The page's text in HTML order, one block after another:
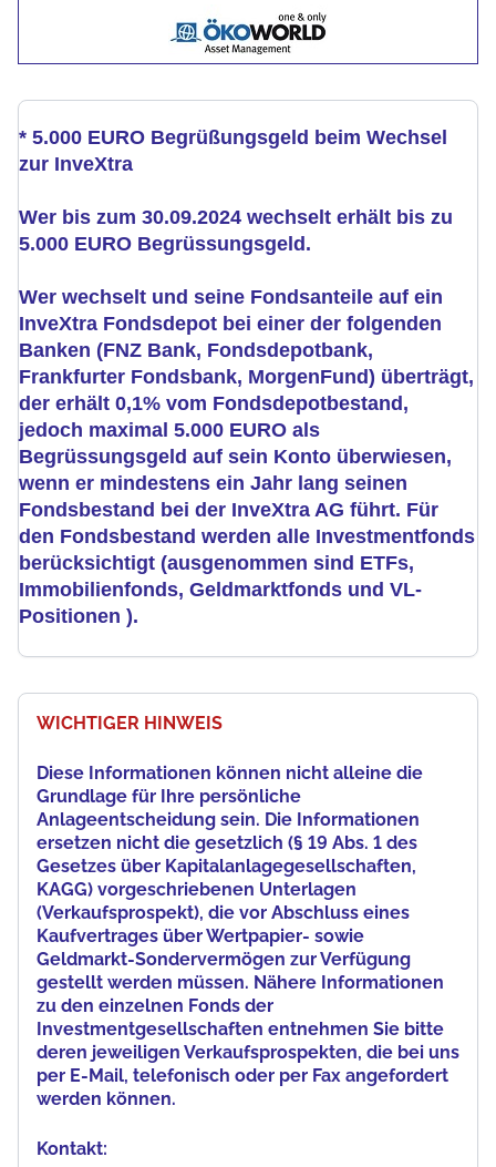
* 5.000 EURO Begrüßungsgeld beim Wechsel
zur InveXtra
Wer bis zum 30.09.2024 wechselt erhält bis zu
5.000 EURO Begrüssungsgeld.
Wer wechselt und seine Fondsanteile auf ein
InveXtra Fondsdepot bei einer der folgenden
Banken (FNZ Bank, Fondsdepotbank,
Frankfurter Fondsbank, MorgenFund) überträgt,
der erhält 0,1% vom Fondsdepotbestand,
jedoch maximal 5.000 EURO als
Begrüssungsgeld auf sein Konto überwiesen,
wenn er mindestens ein Jahr lang seinen
Fondsbestand bei der InveXtra AG führt. Für
den Fondsbestand werden alle Investmentfonds
berücksichtigt (ausgenommen sind ETFs,
Immobilienfonds, Geldmarktfonds und VL-
Positionen ).
WICHTIGER HINWEIS
Diese Informationen können nicht alleine die
Grundlage für Ihre persönliche
Anlageentscheidung sein. Die Informationen
ersetzen nicht die gesetzlich (§ 19 Abs. 1 des
Gesetzes über Kapitalanlagegesellschaften,
KAGG) vorgeschriebenen Unterlagen
(Verkaufsprospekt), die vor Abschluss eines
Kaufvertrages über Wertpapier- sowie
Geldmarkt-Sondervermögen zur Verfügung
gestellt werden müssen. Nähere Informationen
zu den einzelnen Fonds der
Investmentgesellschaften entnehmen Sie bitte
deren jeweiligen Verkaufsprospekten, die bei uns
per E-Mail, telefonisch oder per Fax angefordert
werden können.
Kontakt: